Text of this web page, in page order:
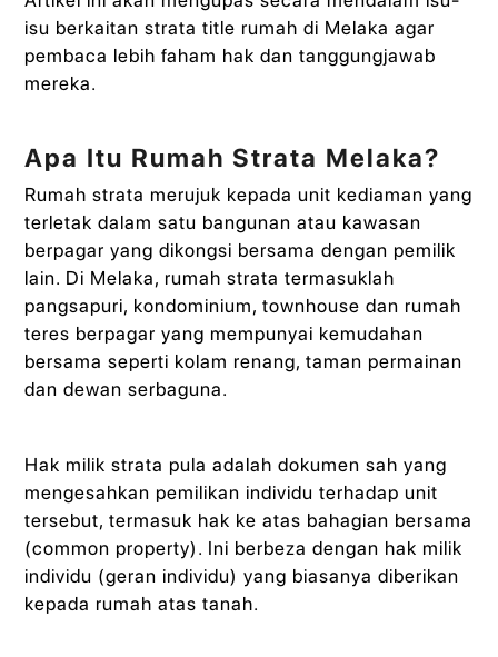
isu berkaitan strata title rumah di Melaka agar
pembaca lebih faham hak dan tanggungjawab
mereka.
Apa Itu Rumah Strata Melaka?
Rumah strata merujuk kepada unit kediaman yang
terletak dalam satu bangunan atau kawasan
berpagar yang dikongsi bersama dengan pemilik
lain. Di Melaka, rumah strata termasuklah
pangsapuri, kondominium, townhouse dan rumah
teres berpagar yang mempunyai kemudahan
bersama seperti kolam renang, taman permainan
dan dewan serbaguna.
Hak milik strata pula adalah dokumen sah yang
mengesahkan pemilikan individu terhadap unit
tersebut, termasuk hak ke atas bahagian bersama
(common property). Ini berbeza dengan hak milik
individu (geran individu) yang biasanya diberikan
kepada rumah atas tanah.